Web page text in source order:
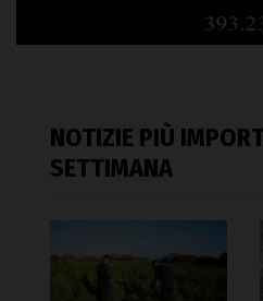
NOTIZIE PIÙ
SETTIMANA